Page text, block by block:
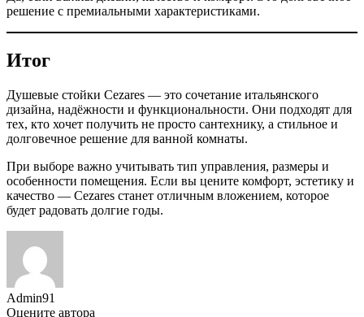
решение с премиальными характеристиками.
Итог
Душевые стойки Cezares — это сочетание итальянского
дизайна, надёжности и функциональности. Они подходят для
тех, кто хочет получить не просто сантехнику, а стильное и
долговечное решение для ванной комнаты.
При выборе важно учитывать тип управления, размеры и
особенности помещения. Если вы цените комфорт, эстетику и
качество — Cezares станет отличным вложением, которое
будет радовать долгие годы.
Admin91
Оцените автора